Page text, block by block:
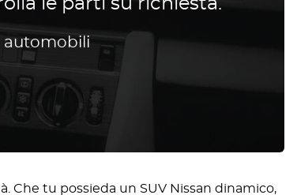
le parti su richiesta.
automobili
Che tu possieda un SUV Nissan dinamico,